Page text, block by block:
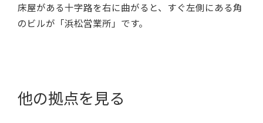
床屋がある十字路を右に曲がると、すぐ左側にある角
のビルが「浜松営業所」です。
他の拠点を見る